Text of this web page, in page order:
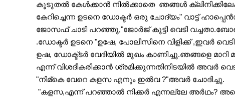
കൂടുതൽ കേൾക്കാൻ നിൽക്കാതെ  ഞങ്ങൾ
കേറിച്ചെന്ന ഉടനെ ഡോക്ടർ ഒരു ചോദ്യം" വാട്ട്
ജോസഫ് ചാടി പറഞ്ഞു,"ജോർജ് കുട്ടി വെടി
.ഡോക്ടർ ഉടനെ "ഉഷേ, പോലീസിനെ വിളിക്ക് ,ഇവർ വെടി
ഉഷ, ഡോക്ട്ടർ വേദിയിൽ മുഖം കാണിച്ചു.ഞങ്ങളെ
എന്ന് വിശദീകരിക്കാൻ ശ്രമിക്കുന്നതിനിടയിൽ അവർ
"നിമ്‌കെ വേറെ കളസ എനും ഇൽവ ?"അവർ ചോദിച്ചു.